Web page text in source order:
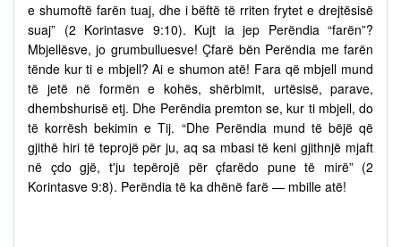
e shumoftë farën tuaj, dhe i bëftë të rriten frytet e drejtësisë
suaj” (2 Korintasve 9:10). Kujt ia jep Perëndia “farën”?
Mbjellësve, jo grumbulluesve! Çfarë bën Perëndia me farën
tënde kur ti e mbjell? Ai e shumon atë! Fara që mbjell mund
të jetë në formën e kohës, shërbimit, urtësisë, parave,
dhembshurisë etj. Dhe Perëndia premton se, kur ti mbjell, do
të korrësh bekimin e Tij. “Dhe Perëndia mund të bëjë që
gjithë hiri të teprojë për ju, aq sa mbasi të keni gjithnjë mjaft
në çdo gjë, t'ju tepërojë për çfarëdo pune të mirë” (2
Korintasve 9:8). Perëndia të ka dhënë farë — mbille atë!